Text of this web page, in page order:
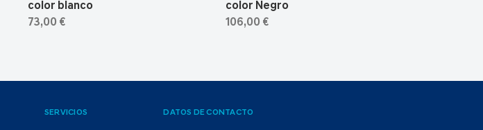
color blanco
73,00 €
color Negro
106,00 €
SERVICIOS DATOS DE CONTACTO